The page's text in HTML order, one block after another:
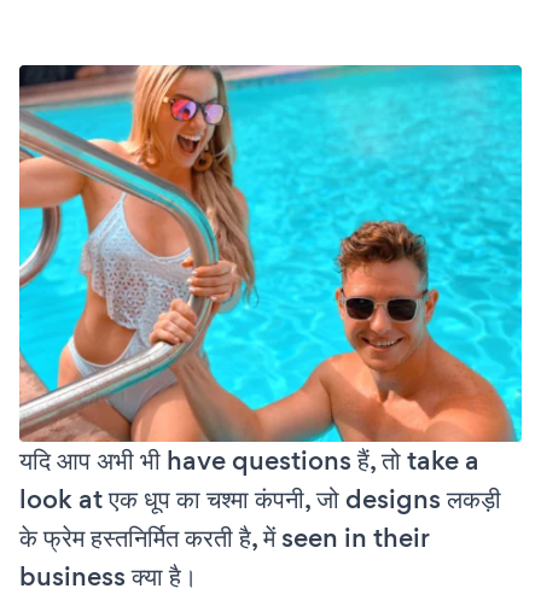
यदि आप अभी भी have questions हैं, तो take a
look at एक धूप का चश्मा कंपनी, जो designs लकड़ी
के फ्रेम हस्तनिर्मित करती है, में seen in their
business क्या है।